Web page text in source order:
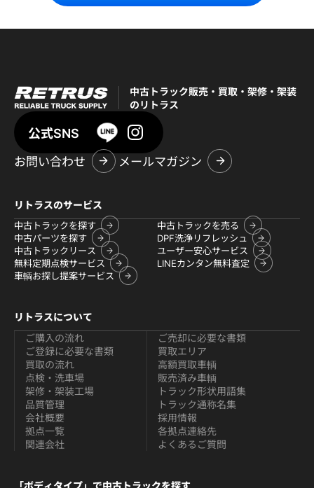
中古トラック販売・買取・架修・架装
のリトラス
公式SNS
お問い合わせ
メールマガジン
リトラスのサービス
中古トラックを探す
中古トラックを売る
中古パーツを探す
DPF洗浄リフレッシュ
中古トラックリース
ユーザー安心サービス
無料定期点検サービス
LINEカンタン無料査定
車輌お探し提案サービス
リトラスについて
ご購入の流れ
ご登録に必要な書類
買取の流れ
ご売却に必要な書類
買取エリア
高額買取車輌
点検・洗車場
架修・架装工場
品質管理
販売済み車輌
トラック形状用語集
トラック通称名集
会社概要
拠点一覧
関連会社
採用情報
各拠点連絡先
よくあるご質問
「ボディタイプ」で中古トラックを探す